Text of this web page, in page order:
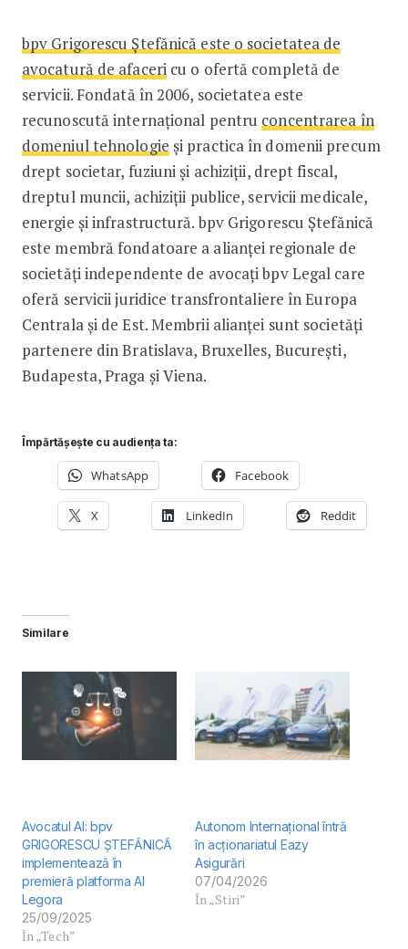
bpv Grigorescu Ștefănică este o societatea de
avocatură de afacericu o ofertă completă de
servicii. Fondată în 2006, societatea este
recunoscută internațional pentru concentrarea în
domeniul tehnologie și practica în domenii precum
drept societar, fuziuni și achiziții, drept fiscal,
dreptul muncii, achiziții publice, servicii medicale,
energie și infrastructură. bpv Grigorescu Ștefănică
este membră fondatoare a alianței regionale de
societăți independente de avocați bpv Legal care
oferă servicii juridice transfrontaliere în Europa
Centrala și de Est. Membrii alianței sunt societăți
partenere din Bratislava, Bruxelles, București,
Budapesta, Praga și Viena.
Împărtășește cu audiența ta:
WhatsApp Facebook
X LinkedIn Reddit
Similare
Avocatul AI: bpv
GRIGORESCU ȘTEFĂNICĂ
implementează în
premieră platforma AI
Legora
25/09/2025
În „Tech”
Autonom Internațional întră
în acționariatul Eazy
Asigurări
07/04/2026
În „Stiri”